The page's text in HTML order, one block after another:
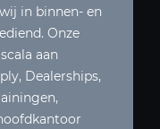
in binnen- en
Onze
aan
Dealerships,